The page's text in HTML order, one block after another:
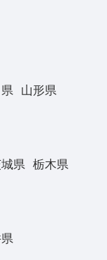
山形県
県
栃木県